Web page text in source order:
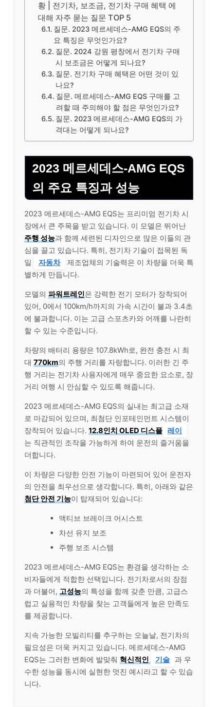
황 | 전기차, 보조금, 전기차 구매 혜택 에
대해 자주 묻는 질문 TOP 5
질문. 2023 메르세데스-AMG EQS의 주
요 특징은 무엇인가요?
질문. 2024 강원 평창에서 전기차 구매
시 보조금은 어떻게 되나요?
질문. 전기차 구매 혜택은 어떤 것이 있
나요?
질문. 메르세데스-AMG EQS 구매를 고
려할 때 주의해야 할 점은 무엇인가요?
질문. 2023 메르세데스-AMG EQS의 가
격대는 어떻게 되나요?
2023 메르세데스-AMG EQS
의 주요 특징과 성능
2023 메르세데스-AMG EQS는 프리미엄 전기차 시
장에서 큰 주목을 받고 있습니다. 이 모델은 뛰어난
주행 성능과 함께 세련된 디자인으로 많은 이들의 관
심을 끌고 있습니다. 특히, 전기차 기술이 접목된 독
일
자동차
제조업체의 기술력은 이 차량을 더욱 특
별하게 만듭니다.
모델의 파워트레인은 강력한 전기 모터가 장착되어
있어, 0에서 100km/h까지의 가속 시간이 불과 3.4초
에 불과합니다. 이는 고급 스포츠카와 어깨를 나란히
할 수 있는 수준입니다.
차량의 배터리 용량은 107.8kWh로, 완전 충전 시 최
대 770km의 주행 거리를 자랑합니다. 이러한 긴 주
행 거리는 전기차 사용자에게 매우 중요한 요소로, 장
거리 여행 시 안심할 수 있도록 해줍니다.
2023 메르세데스-AMG EQS의 실내는 최고급 소재
로 마감되어 있으며, 최첨단 인포테인먼트 시스템이
장착되어 있습니다. 12.8인치 OLED 디스플 레이
는 직관적인 조작을 가능하게 하여 운전의 즐거움을
더합니다.
이 차량은 다양한 안전 기능이 마련되어 있어 운전자
의 안전을 최우선으로 생각합니다. 특히, 아래와 같은
첨단 안전 기능이 탑재되어 있습니다:
액티브 브레이크 어시스트
차선 유지 보조
주행 보조 시스템
2023 메르세데스-AMG EQS는 환경을 생각하는 소
비자들에게 적합한 선택입니다. 전기차로서의 장점
과 더불어, 고성능의 특성을 함께 갖춘 만큼, 고급스
럽고 실용적인 차량을 찾는 고객들에게 높은 만족도
를 제공합니다.
지속 가능한 모빌리티를 추구하는 오늘날, 전기차의
필요성은 더욱 커지고 있습니다. 메르세데스-AMG
EQS는 그러한 변화에 발맞춰 혁신적인 기술 과 우
수한 성능을 동시에 실현한 멋진 예시라고 할 수 있습
니다.